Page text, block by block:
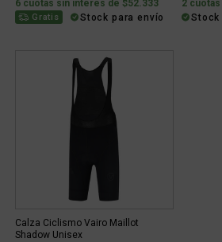
6 cuotas sin interés de $52.333
Gratis Stock para envío
2
Stock
Calza Ciclismo Vairo Maillot
Shadow Unisex